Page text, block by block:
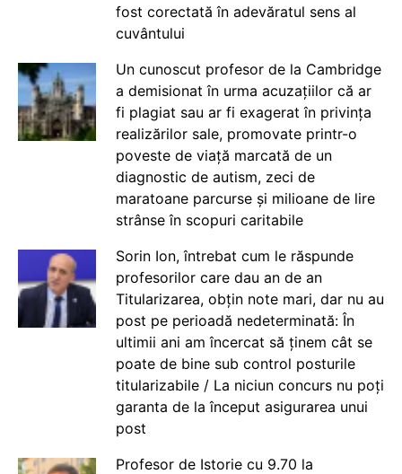
fost corectată în adevăratul sens al
cuvântului
Un cunoscut profesor de la Cambridge
a demisionat în urma acuzațiilor că ar
fi plagiat sau ar fi exagerat în privința
realizărilor sale, promovate printr-o
poveste de viață marcată de un
diagnostic de autism, zeci de
maratoane parcurse și milioane de lire
strânse în scopuri caritabile
Sorin Ion, întrebat cum le răspunde
profesorilor care dau an de an
Titularizarea, obțin note mari, dar nu au
post pe perioadă nedeterminată: În
ultimii ani am încercat să ținem cât se
poate de bine sub control posturile
titularizabile / La niciun concurs nu poți
garanta de la început asigurarea unui
post
Profesor de Istorie cu 9.70 la